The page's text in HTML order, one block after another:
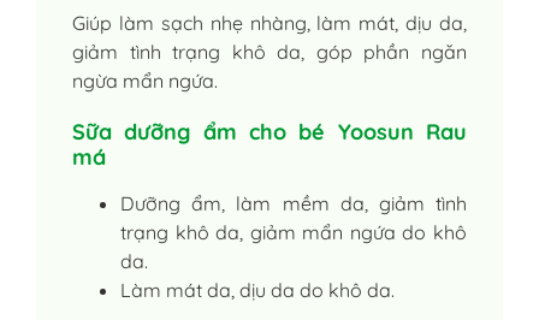
Giúp làm sạch nhẹ nhàng, làm mát, dịu da,
giảm tình trạng khô da, góp phần ngăn
ngừa mẩn ngứa.
Sữa dưỡng ẩm cho bé Yoosun Rau
má
Dưỡng ẩm, làm mềm da, giảm tình
trạng khô da, giảm mẩn ngứa do khô
da.
Làm mát da, dịu da do khô da.